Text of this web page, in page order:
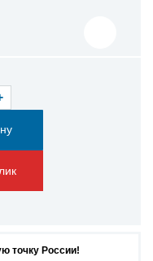
точку России!